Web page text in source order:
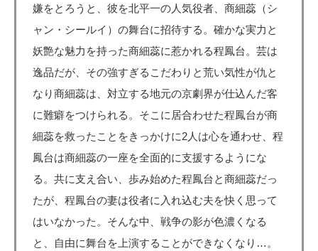
嫌をとろうと、彼を北平一の人気役者、商細蕊（シ
ャン・シールイ）の舞台に招待する。確かな実力と
妖艶な魅力を持った商細蕊に惹かれる程鳳台。芸は
逸品だが、その強すぎるこだわりと荒い気性が仇と
なり商細蕊は、対立する地元の京劇界が仕込んだ客
に難癖をつけられる。そこに居合わせた程鳳台が商
細蕊を救ったことをきっかけに2人は心を通わせ、程
鳳台は商細蕊の一座を全面的に支援するようにな
る。共に支え合い、歩み始めた程鳳台と商細蕊だっ
たが、程鳳台の妻は役者に入れ込む夫を快く思って
はいなかった。そんな中、戦争の影が色濃くなる
と、自由に舞台を上演することができなくなり…。